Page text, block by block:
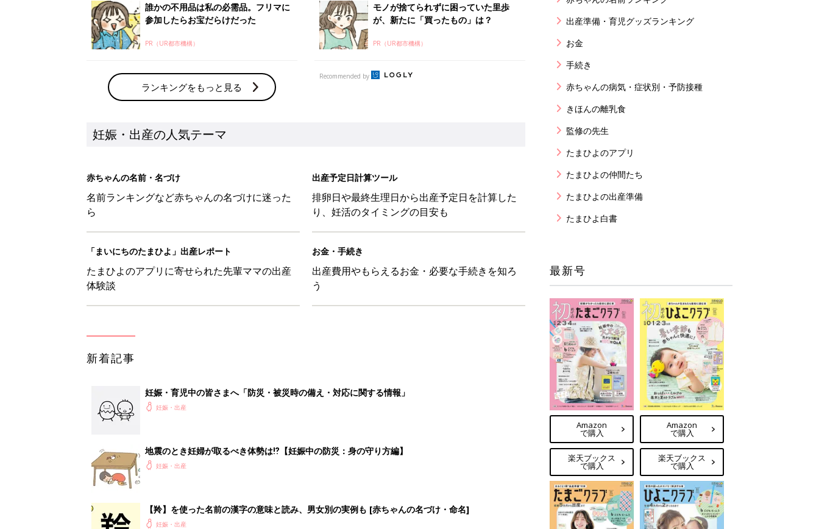
ら
り、妊活のタイミングの目安も
「まいにちのたまひよ」出産レポート
たまひよのアプリに寄せられた先輩ママの出産
体験談
お金・手続き
出産費用やもらえるお金・必要な手続きを知ろ
妊娠・育児中の皆さまへ「防災・被災時の備え・対応に関する情報」
地震のとき妊婦が取るべき体勢は⁉︎【妊娠中の防災：身の守り方編】
妊娠・出産
【羚】を使った名前の漢字の意味と読み、男女別の実例も [赤ちゃんの名づけ・命名]
< 1 2 3 4 5 >
出産準備・育児グッズランキング
お金
手続き
赤ちゃんの病気・症状別・予防接種
きほんの離乳食
監修の先生
たまひよのアプリ
たまひよの仲間たち
たまひよの出産準備
たまひよ白書
最新号
Amazon
で購入
楽天ブックス
で購入
Amazon
で購入
楽天ブックス
で購入